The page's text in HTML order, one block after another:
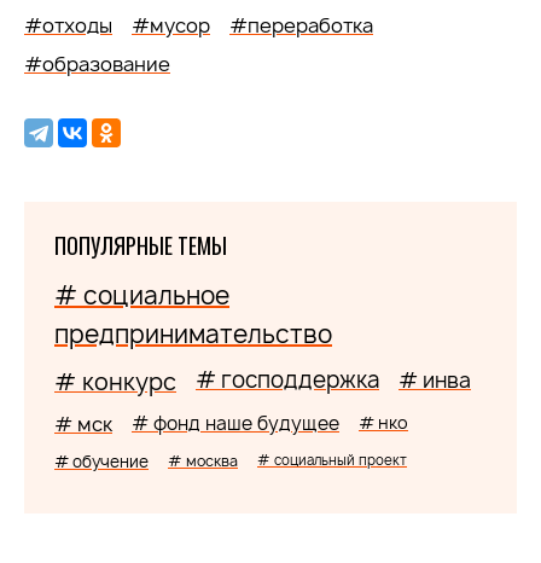
#отходы #мусор
#переработка
#образование
ПОПУЛЯРНЫЕ ТЕМЫ
# социальное
предпринимательство
# конкурс # господдержка # инва
# мск # фонд наше будущее # нко
# обучение # москва # социальный проект